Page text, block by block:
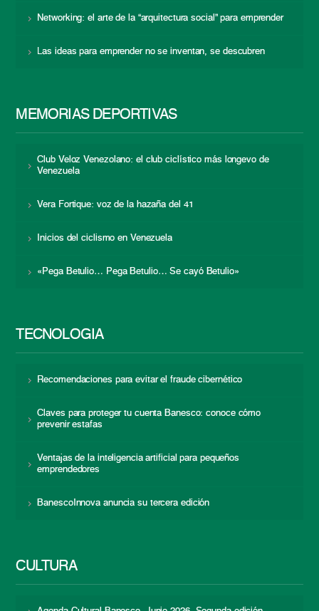
Networking: el arte de la “arquitectura social” para emprender
Las ideas para emprender no se inventan, se descubren
MEMORIAS DEPORTIVAS
Club Veloz Venezolano: el club ciclístico más longevo de
Venezuela
Vera Fortique: voz de la hazaña del 41
Inicios del ciclismo en Venezuela
«Pega Betulio… Pega Betulio… Se cayó Betulio»
TECNOLOGÍA
Recomendaciones para evitar el fraude cibernético
Claves para proteger tu cuenta Banesco: conoce cómo
prevenir estafas
Ventajas de la inteligencia artificial para pequeños
emprendedores
BanescoInnova anuncia su tercera edición
CULTURA